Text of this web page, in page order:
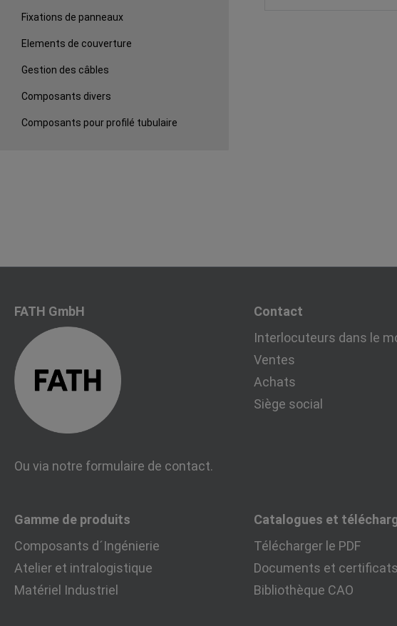
Fixations de panneaux
Elements de couverture
Gestion des câbles
Composants divers
Composants pour profilé tubulaire
FATH GmbH
Ou via notre formulaire de contact.
Contact
Interlocuteurs dans le
Ventes
Achats
Siège social
Gamme de produits
Composants d´Ingénierie
Atelier et intralogistique
Matériel Industriel
Catalogues et
Télécharger le PDF
Documents et certificats
Bibliothèque CAO